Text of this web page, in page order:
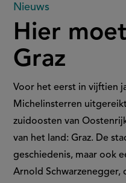
Hier
moet
je
eten
in
Graz
Nieuws
Hier
Graz
Voor het eerst in vijftien
Michelinsterren
zuidoosten van
van het land: Graz. De
geschiedenis, maar ook
Arnold Schwarzenegger,